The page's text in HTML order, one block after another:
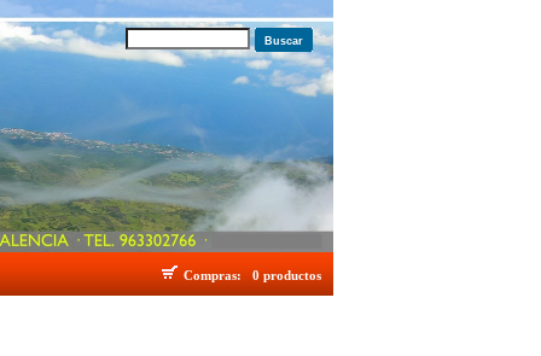
Buscar
Compras: 0 productos